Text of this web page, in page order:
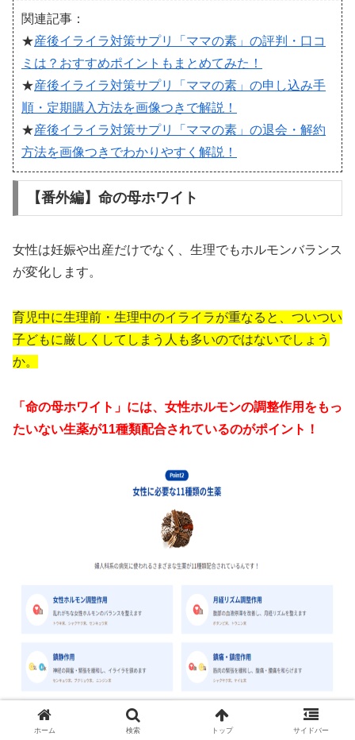
関連記事：
★産後イライラ対策サプリ「ママの素」の評判・口コ
ミは？おすすめポイントもまとめてみた！
★産後イライラ対策サプリ「ママの素」の申し込み手
順・定期購入方法を画像つきで解説！
★産後イライラ対策サプリ「ママの素」の退会・解約
方法を画像つきでわかりやすく解説！
【番外編】命の母ホワイト
女性は妊娠や出産だけでなく、生理でもホルモンバランス
が変化します。
育児中に生理前・生理中のイライラが重なると、ついつい
子どもに厳しくしてしまう人も多いのではないでしょう
か。
「命の母ホワイト」には、女性ホルモンの調整作用をもっ
たいない生薬が11種類配合されているのがポイント！
ホーム 検索 トップ サイドバー